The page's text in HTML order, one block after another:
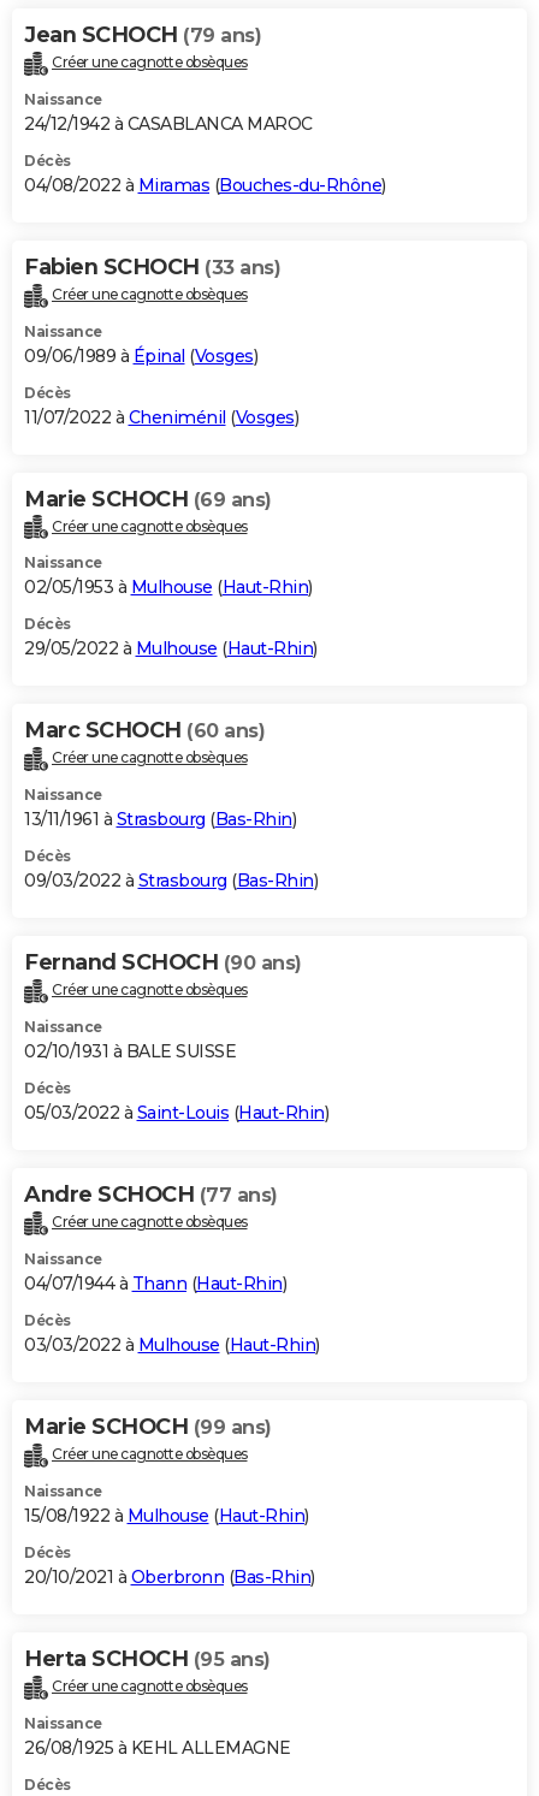
Jean SCHOCH (79 ans)
Créer une cagnotte obsèques
Naissance
24/12/1942 à CASABLANCA MAROC
Décès
04/08/2022 à Miramas (Bouches-du-Rhône)
Fabien SCHOCH (33 ans)
Créer une cagnotte obsèques
Naissance
09/06/1989 à Épinal (Vosges)
Décès
11/07/2022 à Cheniménil (Vosges)
Marie SCHOCH (69 ans)
Créer une cagnotte obsèques
Naissance
02/05/1953 à Mulhouse (Haut-Rhin)
Décès
29/05/2022 à Mulhouse (Haut-Rhin)
Marc SCHOCH (60 ans)
Créer une cagnotte obsèques
Naissance
13/11/1961 à Strasbourg (Bas-Rhin)
Décès
09/03/2022 à Strasbourg (Bas-Rhin)
Fernand SCHOCH (90 ans)
Créer une cagnotte obsèques
Naissance
02/10/1931 à BALE SUISSE
Décès
05/03/2022 à Saint-Louis (Haut-Rhin)
Andre SCHOCH (77 ans)
Créer une cagnotte obsèques
Naissance
04/07/1944 à Thann (Haut-Rhin)
Décès
03/03/2022 à Mulhouse (Haut-Rhin)
Marie SCHOCH (99 ans)
Créer une cagnotte obsèques
Naissance
15/08/1922 à Mulhouse (Haut-Rhin)
Décès
20/10/2021 à Oberbronn (Bas-Rhin)
Herta SCHOCH (95 ans)
Créer une cagnotte obsèques
Naissance
26/08/1925 à KEHL ALLEMAGNE
Décès